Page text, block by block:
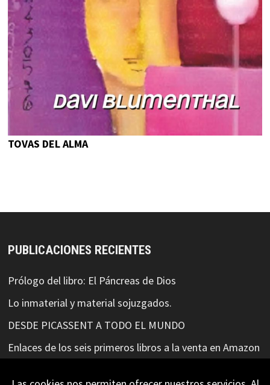
TOVAS DEL ALMA
PUBLICACIONES RECIENTES
Prólogo del libro: El Páncreas de Dios
Lo inmaterial y material sojuzgados.
DESDE PICASSENT A TODO EL MUNDO
Enlaces de los seis primeros libros a la venta en Amazon